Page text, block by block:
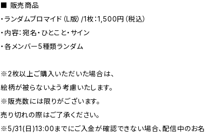
■ 販売商品
・ランダムブロマイド（L版）/1枚：1,500円（税込）
・内容：宛名・ひとこと・サイン
・各メンバー5種類ランダム
※2枚以上ご購入いただいた場合は、
絵柄が被らないよう考慮いたします。
※販売数には限りがございます。
売り切れの際はご了承ください。
※5/31(日)13:00までにご入金が確認できない場合、配信中のお名